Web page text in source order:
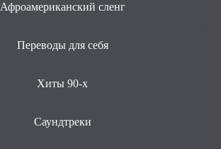
Афроамериканский сленг
Переводы для себя
Хиты 90-х
Саундтреки